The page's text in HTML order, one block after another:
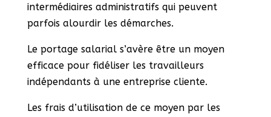
intermédiaires administratifs qui peuvent
parfois alourdir les démarches.
Le portage salarial s’avère être un moyen
efficace pour fidéliser les travailleurs
indépendants à une entreprise cliente.
Les frais d’utilisation de ce moyen par les